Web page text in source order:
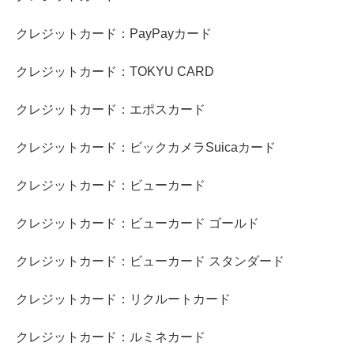
クレジットカード：PayPayカード
クレジットカード：TOKYU CARD
クレジットカード：エポスカード
クレジットカード：ビックカメラSuicaカード
クレジットカード：ビューカード
クレジットカード：ビューカード ゴールド
クレジットカード：ビューカード スタンダード
クレジットカード：リクルートカード
クレジットカード：ルミネカード